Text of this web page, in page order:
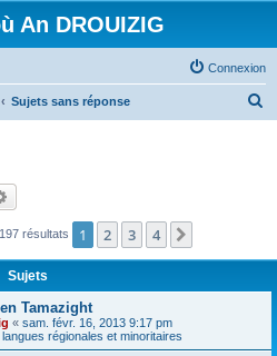
An DROUIZIG
Connexion
Sujets sans réponse
c
résultats 1 2 3 4
Sujets
Tamazight
« sam. févr. 16, 2013 9:17 pm
régionales et minoritaires